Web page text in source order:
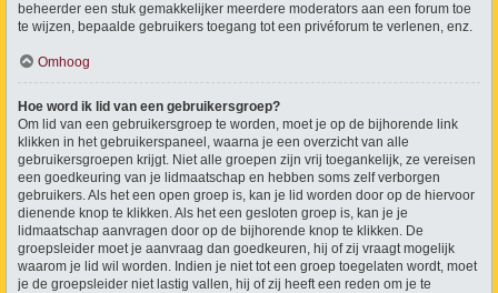
beheerder een stuk gemakkelijker meerdere moderators aan een forum toe
te wijzen, bepaalde gebruikers toegang tot een privéforum te verlenen, enz.
Omhoog
Hoe word ik lid van een gebruikersgroep?
Om lid van een gebruikersgroep te worden, moet je op de bijhorende link
klikken in het gebruikerspaneel, waarna je een overzicht van alle
gebruikersgroepen krijgt. Niet alle groepen zijn vrij toegankelijk, ze vereisen
een goedkeuring van je lidmaatschap en hebben soms zelf verborgen
gebruikers. Als het een open groep is, kan je lid worden door op de hiervoor
dienende knop te klikken. Als het een gesloten groep is, kan je je
lidmaatschap aanvragen door op de bijhorende knop te klikken. De
groepsleider moet je aanvraag dan goedkeuren, hij of zij vraagt mogelijk
waarom je lid wil worden. Indien je niet tot een groep toegelaten wordt, moet
je de groepsleider niet lastig vallen, hij of zij heeft een reden om je te